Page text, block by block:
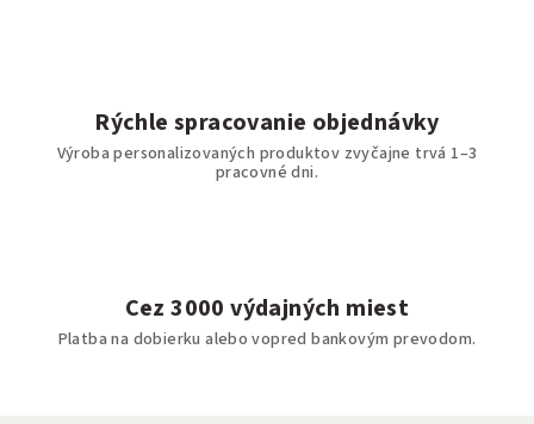
Rýchle spracovanie objednávky
Výroba personalizovaných produktov zvyčajne trvá 1–3
pracovné dni.
Cez 3000 výdajných miest
Platba na dobierku alebo vopred bankovým prevodom.